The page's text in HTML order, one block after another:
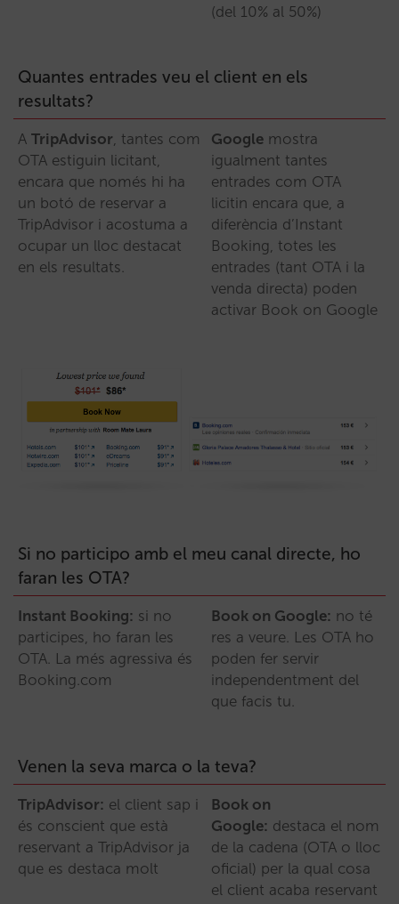
(del 10% al 50%)
Quantes entrades veu el client en els
resultats?
A TripAdvisor, tantes com
OTA estiguin licitant,
encara que només hi ha
un botó de reservar a
TripAdvisor i acostuma a
ocupar un lloc destacat
en els resultats.
Google mostra
igualment tantes
entrades com OTA
licitin encara que, a
diferència d’Instant
Booking, totes les
entrades (tant OTA i la
venda directa) poden
activar Book on Google
Si no participo amb el meu canal directe, ho
faran les OTA?
Instant Booking: si no
participes, ho faran les
OTA. La més agressiva és
Booking.com
Book on Google: no té
res a veure. Les OTA ho
poden fer servir
independentment del
que facis tu.
Venen la seva marca o la teva?
TripAdvisor: el client sap i
és conscient que està
reservant a TripAdvisor ja
que es destaca molt
Book on
Google: destaca el nom
de la cadena (OTA o lloc
oficial) per la qual cosa
el client acaba reservant